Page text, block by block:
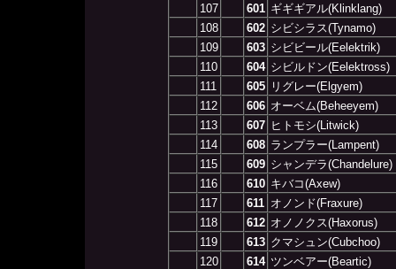
107 601 ギギギアル(Klinklang)
108
602 シビシラス(Tynamo)
109
603 シビビール(Eelektrik)
110
604 シビルドン(Eelektross)
111
605 リグレー(Elgyem)
112
606 オーベム(Beheeyem)
113
607 ヒトモシ(Litwick)
114
608 ランプラー(Lampent)
115
609 シャンデラ(Chandelure)
116
610 キバコ(Axew)
117
611 オノンド(Fraxure)
118
612 オノノクス(Haxorus)
119
613 クマシュン(Cubchoo)
120
614 ツンベアー(Beartic)